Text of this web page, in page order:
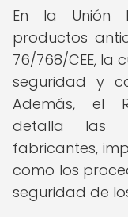
En la Unión
productos
76/768/CEE, la
seguridad y
Además, el
detalla las
fabricantes,
como los
seguridad de